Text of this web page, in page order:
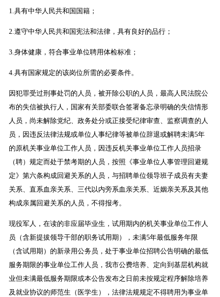
1.具有中华人民共和国国籍；
2.遵守中华人民共和国宪法和法律，具有良好的品行；
3.身体健康，符合事业单位聘用体检标准；
4.具有国家规定的该岗位所需的必要条件。
因犯罪受过刑事处罚的人员，被开除公职的人员，最高人民法院公
布的失信被执行人，国家有关部委联合签署备忘录明确的失信情形
人员，尚未解除党纪、政务处分或正接受纪律审查、监察调查的人
员，因违反法律法规或单位人事纪律等被单位辞退或解聘未满5年
的原机关事业单位工作人员，因违反机关事业单位工作人员招录
（聘）规定而处于禁考期的人员，按照《事业单位人事管理回避规
定》第六条构成回避关系的人员，与招聘单位领导班子成员有夫妻
关系、直系血亲关系、三代以内旁系血亲关系、近姻亲关系及其他
构成亲属回避关系的人员，不得报考。
现役军人，在读的非应届毕业生，试用期内的机关事业单位工作人
员（含新提拔领导干部的职务试用期），未满5年最低服务年限
（含试用期）的新录用公务员，处于事业单位招聘公告明确的最低
服务期限的事业单位工作人员，我市公费培养、定向到基层机构就
业但未满最低服务期限或本公告发布之日前未按规定程序解除培养
及就业协议的师范生（医学生），法律法规规定不得聘用为事业单